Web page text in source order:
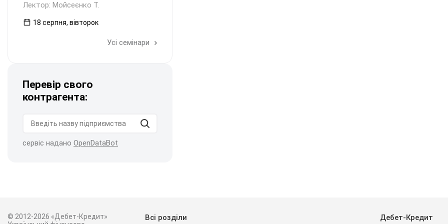
Лектор: Мойсеєнко Т.
18 серпня, вівторок
Усі семінари
Перевір свого
контрагента:
сервіс надано OpenDataBot
© 2012-2026 «Дебет-Кредит»
Всі розділи Дебет-Кредит